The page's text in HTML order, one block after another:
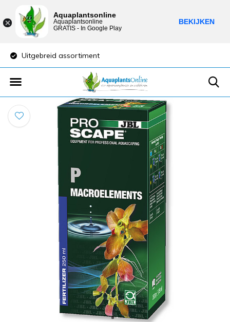
Uitgebreid assortiment
Aquaplantsonline
Aquaplantsonline
GRATIS - In Google Play
BEKIJKEN